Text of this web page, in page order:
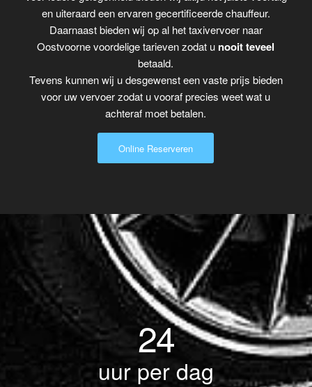
en uiteraard een ervaren gecertificeerde chauffeur.
Daarnaast bieden wij op al het taxivervoer naar
Oostvoorne voordelige tarieven zodat u nooit teveel
betaald.
Tevens kunnen wij u desgewenst een vaste prijs bieden
voor uw vervoer zodat u vooraf precies weet wat u
achteraf moet betalen.
Online Reserveren
24
uur per dag